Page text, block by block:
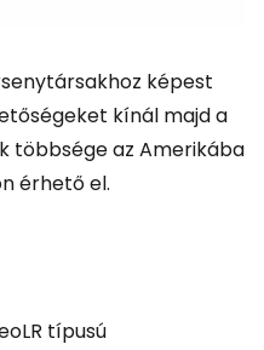
képest
kínál majd a
többsége az Amerikába
érhető el.
típusú